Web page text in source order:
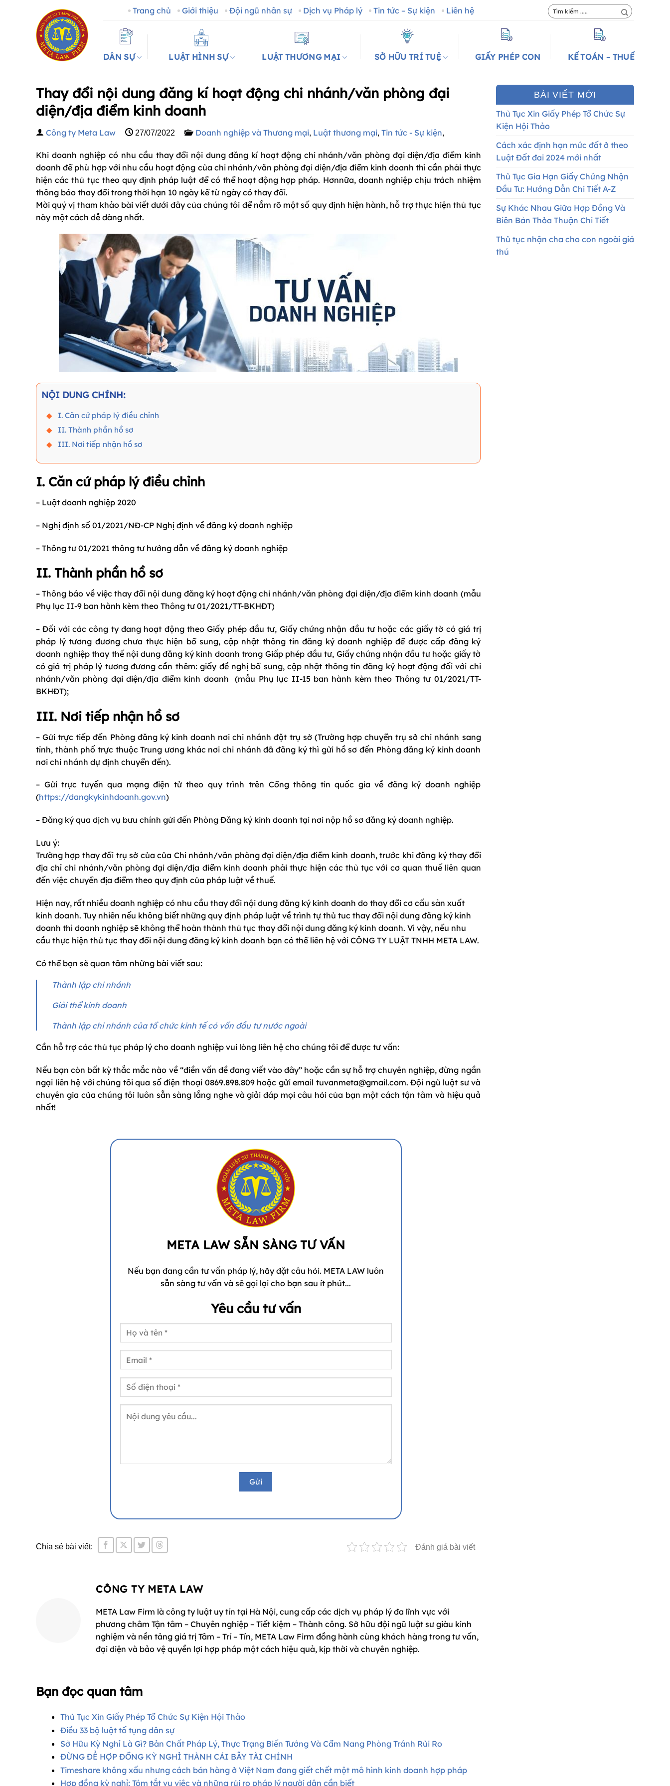
Trang chủ Giới thiệu Đội ngũ nhân sự Dịch vụ Pháp lý Tin tức – Sự kiện Liên hệ
DÂN SỰ LUẬT HÌNH SỰ LUẬT THƯƠNG MẠI SỞ HỮU TRÍ TUỆ GIẤY PHÉP CON KẾ TOÁN – THUẾ
Thay đổi nội dung đăng kí hoạt động chi nhánh/văn phòng đại
diện/địa điểm kinh doanh
Công ty Meta Law 27/07/2022 Doanh nghiệp và Thương mại, Luật thương mại, Tin tức - Sự kiện,
Khi doanh nghiệp có nhu cầu thay đổi nội dung đăng kí hoạt động chi nhánh/văn phòng đại diện/địa điểm kinh
doanh để phù hợp với nhu cầu hoạt động của chi nhánh/văn phòng đại diện/địa điểm kinh doanh thì cần phải thực
hiện các thủ tục theo quy định pháp luật để có thể hoạt động hợp pháp. Hơnnữa, doanh nghiệp chịu trách nhiệm
thông báo thay đổi trong thời hạn 10 ngày kể từ ngày có thay đổi.
Mời quý vị tham khảo bài viết dưới đây của chúng tôi để nắm rõ một số quy định hiện hành, hỗ trợ thực hiện thủ tục
này một cách dễ dàng nhất.
NỘI DUNG CHÍNH:
I. Căn cứ pháp lý điều chỉnh
II. Thành phần hồ sơ
III. Nơi tiếp nhận hồ sơ
I. Căn cứ pháp lý điều chỉnh
– Luật doanh nghiệp 2020
– Nghị định số 01/2021/NĐ-CP Nghị định về đăng ký doanh nghiệp
– Thông tư 01/2021 thông tư hướng dẫn về đăng ký doanh nghiệp
II. Thành phần hồ sơ
– Thông báo về việc thay đổi nội dung đăng ký hoạt động chi nhánh/văn phòng đại diện/địa điểm kinh doanh (mẫu
Phụ lục II-9 ban hành kèm theo Thông tư 01/2021/TT-BKHĐT)
– Đối với các công ty đang hoạt động theo Giấy phép đầu tư, Giấy chứng nhận đầu tư hoặc các giấy tờ có giá trị
pháp lý tương đương chưa thực hiện bổ sung, cập nhật thông tin đăng ký doanh nghiệp để được cấp đăng ký
doanh nghiệp thay thế nội dung đăng ký kinh doanh trong Giấp phép đầu tư, Giấy chứng nhận đầu tư hoặc giấy tờ
có giá trị pháp lý tương đương cần thêm: giấy đề nghị bổ sung, cập nhật thông tin đăng ký hoạt động đối với chi
nhánh/văn phòng đại diện/địa điểm kinh doanh (mẫu Phụ lục II-15 ban hành kèm theo Thông tư 01/2021/TT-
BKHĐT);
III. Nơi tiếp nhận hồ sơ
– Gửi trực tiếp đến Phòng đăng ký kinh doanh nơi chi nhánh đặt trụ sở (Trường hợp chuyển trụ sở chi nhánh sang
tỉnh, thành phố trực thuộc Trung ương khác nơi chi nhánh đã đăng ký thì gửi hồ sơ đến Phòng đăng ký kinh doanh
nơi chi nhánh dự định chuyển đến).
– Gửi trực tuyến qua mạng điện tử theo quy trình trên Cổng thông tin quốc gia về đăng ký doanh nghiệp
(https://dangkykinhdoanh.gov.vn)
– Đăng ký qua dịch vụ bưu chính gửi đến Phòng Đăng ký kinh doanh tại nơi nộp hồ sơ đăng ký doanh nghiệp.
Lưu ý:
Trường hợp thay đổi trụ sở của của Chi nhánh/văn phòng đại diện/địa điểm kinh doanh, trước khi đăng ký thay đổi
địa chỉ chi nhánh/văn phòng đại diện/địa điểm kinh doanh phải thực hiện các thủ tục với cơ quan thuế liên quan
đến việc chuyển địa điểm theo quy định của pháp luật về thuế.
Hiện nay, rất nhiều doanh nghiệp có nhu cầu thay đổi nội dung đăng ký kinh doanh do thay đổi cơ cấu sản xuất
kinh doanh. Tuy nhiên nếu không biết những quy định pháp luật về trình tự thủ tuc thay đổi nội dung đăng ký kinh
doanh thì doanh nghiệp sẽ không thể hoàn thành thủ tục thay đổi nội dung đăng ký kinh doanh. Vì vậy, nếu nhu
cầu thực hiện thủ tục thay đổi nội dung đăng ký kinh doanh bạn có thể liên hệ với CÔNG TY LUẬT TNHH META LAW.
Có thể bạn sẽ quan tâm những bài viết sau:
Thành lập chi nhánh
Giải thể kinh doanh
Thành lập chi nhánh của tổ chức kinh tế có vốn đầu tư nước ngoài
Cần hỗ trợ các thủ tục pháp lý cho doanh nghiệp vui lòng liên hệ cho chúng tôi để được tư vấn:
Nếu bạn còn bất kỳ thắc mắc nào về “điền vấn đề đang viết vào đây” hoặc cần sự hỗ trợ chuyên nghiệp, đừng ngần
ngại liên hệ với chúng tôi qua số điện thoại 0869.898.809 hoặc gửi email tuvanmeta@gmail.com. Đội ngũ luật sư và
chuyên gia của chúng tôi luôn sẵn sàng lắng nghe và giải đáp mọi câu hỏi của bạn một cách tận tâm và hiệu quả
nhất!
META LAW SẴN SÀNG TƯ VẤN
Nếu bạn đang cần tư vấn pháp lý, hãy đặt câu hỏi. META LAW luôn
sẵn sàng tư vấn và sẽ gọi lại cho bạn sau ít phút...
Yêu cầu tư vấn
Chia sẻ bài viết: Đánh giá bài viết
CÔNG TY META LAW
META Law Firm là công ty luật uy tín tại Hà Nội, cung cấp các dịch vụ pháp lý đa lĩnh vực với
phương châm Tận tâm – Chuyên nghiệp – Tiết kiệm – Thành công. Sở hữu đội ngũ luật sư giàu kinh
nghiệm và nền tảng giá trị Tâm – Trí – Tín, META Law Firm đồng hành cùng khách hàng trong tư vấn,
đại diện và bảo vệ quyền lợi hợp pháp một cách hiệu quả, kịp thời và chuyên nghiệp.
Bạn đọc quan tâm
Thủ Tục Xin Giấy Phép Tổ Chức Sự Kiện Hội Thảo
Điều 33 bộ luật tố tụng dân sự​
Sở Hữu Kỳ Nghỉ Là Gì? Bản Chất Pháp Lý, Thực Trạng Biến Tướng Và Cẩm Nang Phòng Tránh Rủi Ro
ĐỪNG ĐỂ HỢP ĐỒNG KỲ NGHỈ THÀNH CÁI BẪY TÀI CHÍNH
Timeshare không xấu nhưng cách bán hàng ở Việt Nam đang giết chết một mô hình kinh doanh hợp pháp
Hợp đồng kỳ nghỉ: Tóm tắt vụ việc và những rủi ro pháp lý người dân cần biết
BÀI VIẾT MỚI
Thủ Tục Xin Giấy Phép Tổ Chức Sự
Kiện Hội Thảo
Cách xác định hạn mức đất ở theo
Luật Đất đai 2024 mới nhất
Thủ Tục Gia Hạn Giấy Chứng Nhận
Đầu Tư: Hướng Dẫn Chi Tiết A-Z
Sự Khác Nhau Giữa Hợp Đồng Và
Biên Bản Thỏa Thuận Chi Tiết
Thủ tục nhận cha cho con ngoài giá
thú